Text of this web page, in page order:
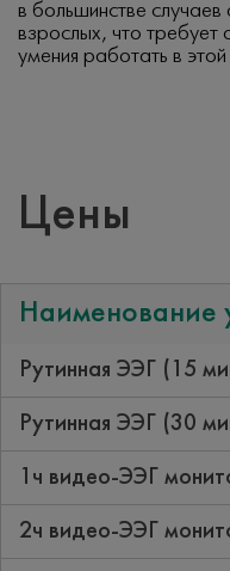
в большинстве случаев
взрослых, что требует
умения работать в
Цены
Наименование
Рутинная ЭЭГ (15
Рутинная ЭЭГ (30
1ч видео-ЭЭГ
2ч видео-ЭЭГ